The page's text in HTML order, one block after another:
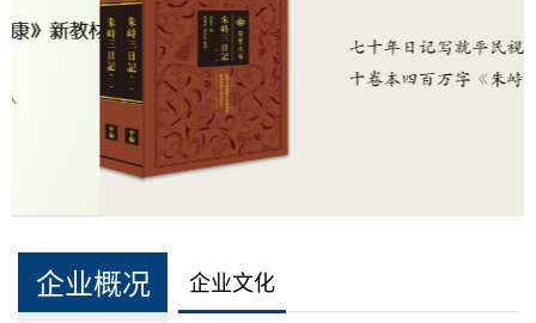
企业概况 企业文化